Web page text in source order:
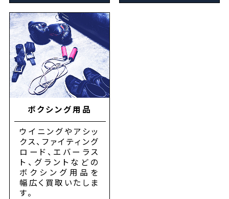
ボクシング用品
ウイニングやアシッ
クス、ファイティング
ロード、エバーラス
ト、グラントなどの
ボクシング用品を
幅広く買取いたしま
す。